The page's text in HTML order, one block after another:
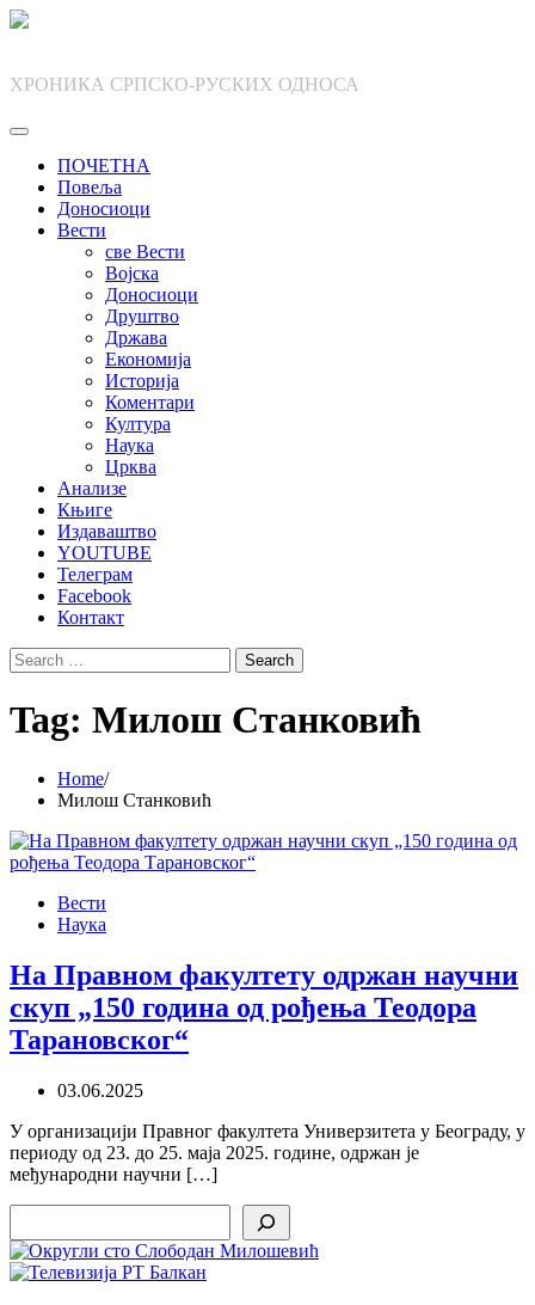
Skip
ХРОНИКА СРПСКО-РУСКИХ ОДНОСА
ПОЧЕТНА
Повеља
Доносиоци
Вести
све Вести
Војска
Доносиоци
Друштво
Држава
Економија
Историја
Коментари
Култура
Наука
Црква
Анализе
Књиге
Издаваштво
YOUTUBE
Телеграм
Facebook
Контакт
Search
for:
Tag: Милош Станковић
Home
Милош Станковић
Вести
Наука
На Правном факултету одржан научни
скуп „150 година од рођења Теодора
Тарановског“
03.06.2025
У организацији Правног факултета Универзитета у Београду, у
периоду од 23. до 25. маја 2025. године, одржан је
међународни научни […]